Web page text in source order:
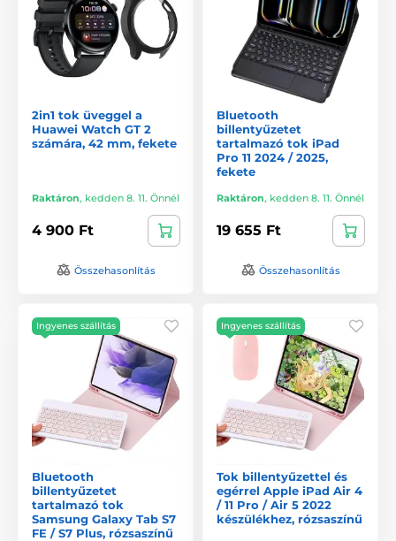
2in1 tok üveggel a
Huawei Watch GT 2
számára, 42 mm, fekete
Raktáron, kedden 8. 11. Önnél
4 900 Ft
Összehasonlítás
Bluetooth
billentyűzetet
tartalmazó tok iPad
Pro 11 2024 / 2025,
fekete
Raktáron, kedden 8. 11. Önnél
19 655 Ft
Összehasonlítás
Ingyenes szállítás
Bluetooth
billentyűzetet
tartalmazó tok
Samsung Galaxy Tab S7
FE / S7 Plus, rózsaszínű
Ingyenes szállítás
Tok billentyűzettel és
egérrel Apple iPad Air 4
/ 11 Pro / Air 5 2022
készülékhez, rózsaszínű